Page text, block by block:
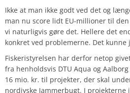
Ikke at man ikke godt ved det og
man nu score lidt EU-millioner til
vi naturligvis gøre det. Hellere det
konkret ved problemerne. Det
Fiskeristyrelsen har derfor netop
fra henholdsvis DTU Aqua og
16 mio. kr. til projekter, der skal
nordjyske Jammerbugt. I projekterne